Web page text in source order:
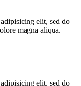
elit, sed do
magna aliqua.
elit, sed do